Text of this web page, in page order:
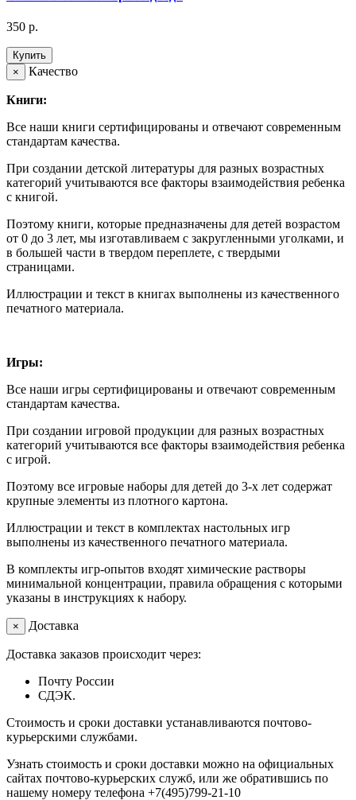
350 р.
Купить
×
Качество
Книги:
Все наши книги сертифицированы и отвечают современным
стандартам качества.
При создании детской литературы для разных возрастных
категорий учитываются все факторы взаимодействия ребенка
с книгой.
Поэтому книги, которые предназначены для детей возрастом
от 0 до 3 лет, мы изготавливаем с закругленными уголками, и
в большей части в твердом переплете, с твердыми
страницами.
Иллюстрации и текст в книгах выполнены из качественного
печатного материала.
Игры:
Все наши игры сертифицированы и отвечают современным
стандартам качества.
При создании игровой продукции для разных возрастных
категорий учитываются все факторы взаимодействия ребенка
с игрой.
Поэтому все игровые наборы для детей до 3-х лет содержат
крупные элементы из плотного картона.
Иллюстрации и текст в комплектах настольных игр
выполнены из качественного печатного материала.
В комплекты игр-опытов входят химические растворы
минимальной концентрации, правила обращения с которыми
указаны в инструкциях к набору.
× Доставка
Доставка заказов происходит через:
Почту России
СДЭК.
Стоимость и сроки доставки устанавливаются почтово-
курьерскими службами.
Узнать стоимость и сроки доставки можно на официальных
сайтах почтово-курьерских служб, или же обратившись по
нашему номеру телефона +7(495)799-21-10